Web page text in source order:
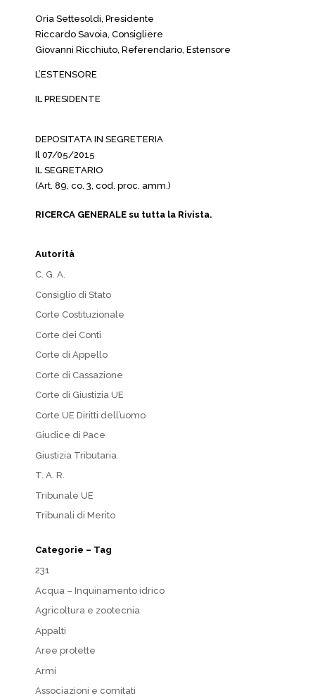
Oria Settesoldi, Presidente
Riccardo Savoia, Consigliere
Giovanni Ricchiuto, Referendario, Estensore
L’ESTENSORE
IL PRESIDENTE
DEPOSITATA IN SEGRETERIA
Il 07/05/2015
IL SEGRETARIO
(Art. 89, co. 3, cod. proc. amm.)
RICERCA GENERALE su tutta la Rivista.
Autorità
C. G. A.
Consiglio di Stato
Corte Costituzionale
Corte dei Conti
Corte di Appello
Corte di Cassazione
Corte di Giustizia UE
Corte UE Diritti dell’uomo
Giudice di Pace
Giustizia Tributaria
T. A. R.
Tribunale UE
Tribunali di Merito
Categorie – Tag
231
Acqua – Inquinamento idrico
Agricoltura e zootecnia
Appalti
Aree protette
Armi
Associazioni e comitati